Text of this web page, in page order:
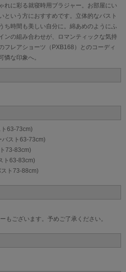
れに彩る就寝時用ブラジャー。お部屋にい
という方におすすめです。立体的なバスト
ち時間も美しい自分に。綿あめのようにふ
ンの組み合わせが、ロマンティックな気持
フレアショーツ（PXB168）とのコーディ
憐な印象へ。
63-73cm)
スト63-73cm)
73-83cm)
ト63-83cm)
ト73-88cm)
もございます。予めご了承ください。